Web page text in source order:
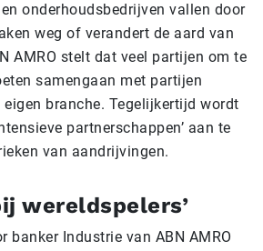
onderhoudsbedrijven vallen door
weg of verandert de aard van
AMRO stelt dat veel partijen om te
samengaan met partijen
branche. Tegelijkertijd wordt
partnerschappen’ aan te
van aandrijvingen.
wereldspelers’
banker Industrie van ABN AMRO